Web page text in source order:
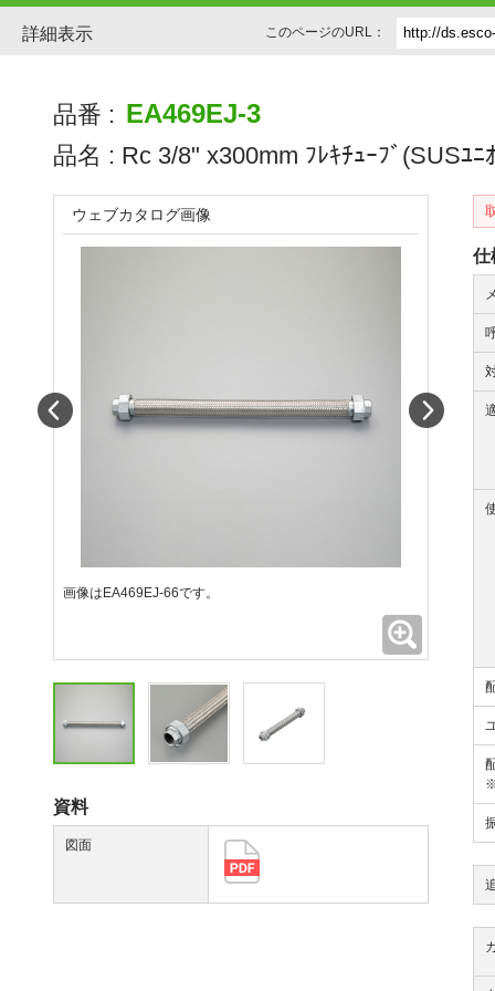
詳細表示 このページのURL：
品番 : EA469EJ-3
品名 : Rc 3/8" x300mm ﾌﾚｷﾁｭｰﾌﾞ(SUSﾕﾆ
仕
ウェブカタログ画像
画像はEA469EJ-66です。
資料
図面